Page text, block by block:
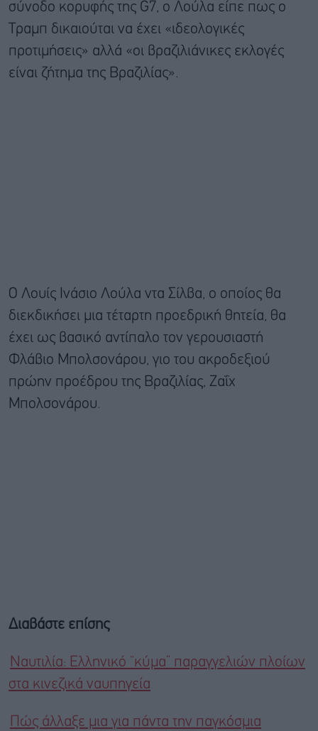
σύνοδο κορυφής της G7, o Λούλα είπε πως ο
Τραμπ δικαιούται να έχει «ιδεολογικές
προτιμήσεις» αλλά «οι βραζιλιάνικες εκλογές
είναι ζήτημα της Βραζιλίας».
Ο Λουίς Ινάσιο Λούλα ντα Σίλβα, ο οποίος θα
διεκδικήσει μια τέταρτη προεδρική θητεία, θα
έχει ως βασικό αντίπαλο τον γερουσιαστή
Φλάβιο Μπολσονάρου, γιο του ακροδεξιού
πρώην προέδρου της Βραζιλίας, Ζαΐχ
Μπολσονάρου.
Διαβάστε επίσης
Ναυτιλία: Ελληνικό “κύμα” παραγγελιών πλοίων
στα κινεζικά ναυπηγεία
Πώς άλλαξε μια για πάντα την παγκόσμια